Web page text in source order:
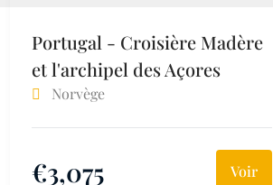
Portugal - Croisière Madère
et l'archipel des Açores
Norvège
€3,075 Voir